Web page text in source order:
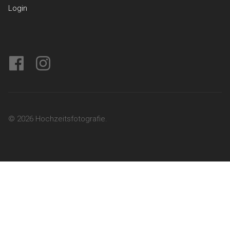
Login
facebookinstagram
© 2026 Hochzeitsfotografie.